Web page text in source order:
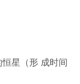
星（形 成时间